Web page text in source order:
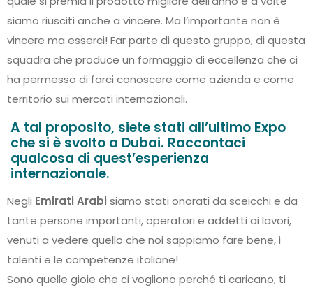
siamo riusciti anche a vincere. Ma l’importante non è
vincere ma esserci! Far parte di questo gruppo, di questa
squadra che produce un formaggio di eccellenza che ci
ha permesso di farci conoscere come azienda e come
territorio sui mercati internazionali.
A tal proposito, siete stati all’ultimo Expo
che si è svolto a Dubai. Raccontaci
qualcosa di quest’esperienza
internazionale.
Negli Emirati Arabi siamo stati onorati da sceicchi e da
tante persone importanti, operatori e addetti ai lavori,
venuti a vedere quello che noi sappiamo fare bene, i
talenti e le competenze italiane!
Sono quelle gioie che ci vogliono perché ti caricano, ti